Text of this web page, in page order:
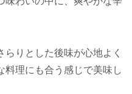
りとした後味が心地よく
料理にも合う感じで美味し